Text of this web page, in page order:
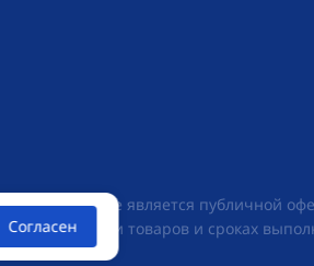
условиях не является публичной
о стоимости товаров и сроках
Согласен